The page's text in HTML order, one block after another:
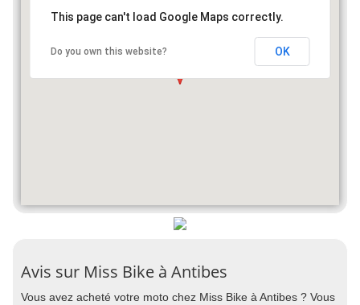
This page can't load Google Maps correctly.
Do you own this website? OK
Avis sur Miss Bike à Antibes
Vous avez acheté votre moto chez Miss Bike à Antibes ? Vous